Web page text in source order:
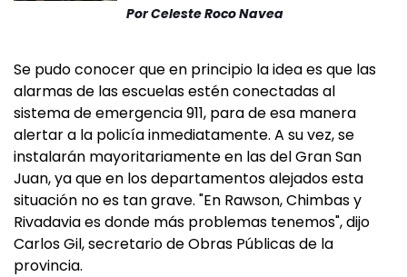
PorCeleste Roco Navea
Se pudo conocer que en principio la idea es que las
alarmas de las escuelas estén conectadas al
sistema de emergencia 911, para de esa manera
alertar a la policía inmediatamente. A su vez, se
instalarán mayoritariamente en las del Gran San
Juan, ya que en los departamentos alejados esta
situación no es tan grave. "En Rawson, Chimbas y
Rivadavia es donde más problemas tenemos", dijo
Carlos Gil, secretario de Obras Públicas de la
provincia.